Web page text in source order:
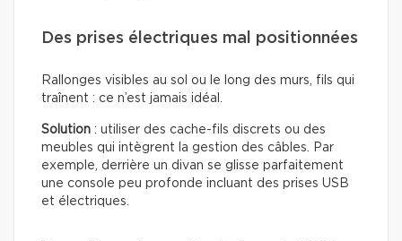
Des prises électriques mal positionnées
Rallonges visibles au sol ou le long des murs, fils qui
traînent : ce n’est jamais idéal.
Solution : utiliser des cache-fils discrets ou des
meubles qui intègrent la gestion des câbles. Par
exemple, derrière un divan se glisse parfaitement
une console peu profonde incluant des prises USB
et électriques.